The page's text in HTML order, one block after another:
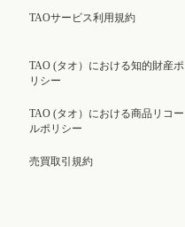
TAOサービス利用規約
TAO (タオ）における知的財産ポ
リシー
TAO (タオ）における商品リコー
ルポリシー
売買取引規約